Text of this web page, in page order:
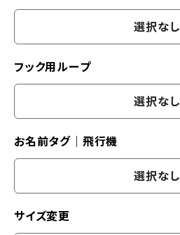
選択なし
フック用ループ
選択なし
お名前タグ｜飛行機
選択なし
サイズ変更